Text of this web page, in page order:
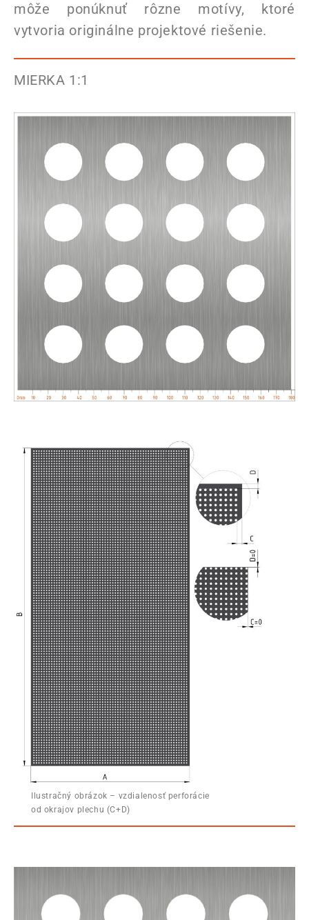
môže ponúknuť rôzne motívy, ktoré
vytvoria originálne projektové riešenie.
MIERKA 1:1
Ilustračný obrázok – vzdialenosť perforácie
od okrajov plechu (C+D)